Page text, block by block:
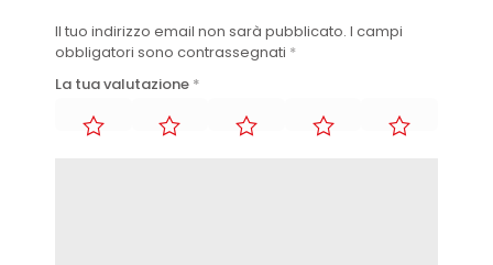
Il tuo indirizzo email non sarà pubblicato. I campi
obbligatori sono contrassegnati *
La tua valutazione *